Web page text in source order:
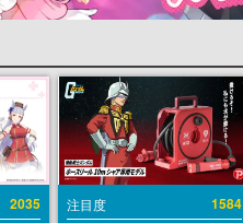
2035 注目度 1584